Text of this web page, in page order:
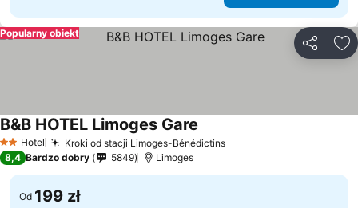
Popularny obiekt
2 Kategoria
Hotel Kroki od stacji Limoges-Bénédictins
B&B HOTEL Limoges Gare
8,4 Bardzo dobry 5849 Limoges
Od 199 zł